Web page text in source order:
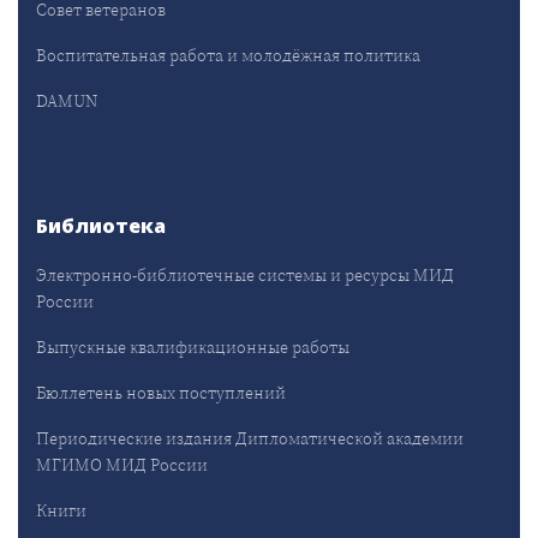
Совет ветеранов
Воспитательная работа и молодёжная политика
DAMUN
Библиотека
Электронно-библиотечные системы и ресурсы МИД
России
Выпускные квалификационные работы
Бюллетень новых поступлений
Периодические издания Дипломатической академии
МГИМО МИД России
Книги